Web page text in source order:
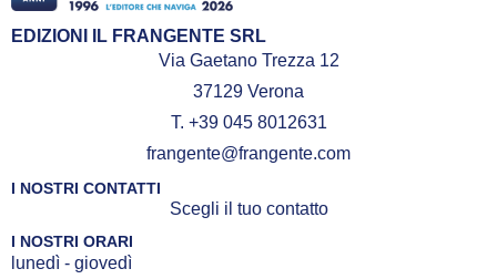
EDIZIONI IL FRANGENTE SRL
Via Gaetano Trezza 12
37129 Verona
T. +39 045 8012631
frangente@frangente.com
I NOSTRI CONTATTI
Scegli il tuo contatto
I NOSTRI ORARI
lunedì - giovedì